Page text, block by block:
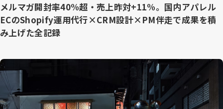
メルマガ開封率40%超・売上昨対+11%。国内アパレル
ECのShopify運用代行×CRM設計×PM伴走で成果を積
み上げた全記録